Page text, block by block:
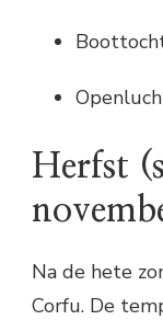
Herfst
Na de hete
Corfu. De